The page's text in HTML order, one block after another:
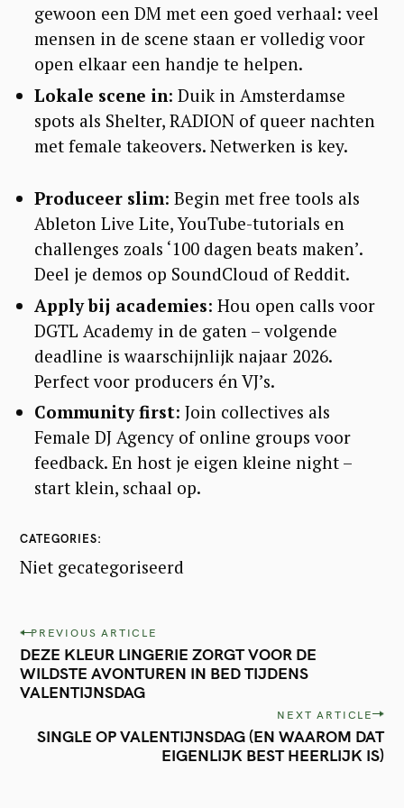
gewoon een DM met een goed verhaal: veel
mensen in de scene staan er volledig voor
open elkaar een handje te helpen.
Lokale scene in: Duik in Amsterdamse
spots als Shelter, RADION of queer nachten
met female takeovers. Netwerken is key.
Produceer slim: Begin met free tools als
Ableton Live Lite, YouTube-tutorials en
challenges zoals ‘100 dagen beats maken’.
Deel je demos op SoundCloud of Reddit.
Apply bij academies: Hou open calls voor
DGTL Academy in de gaten – volgende
deadline is waarschijnlijk najaar 2026.
Perfect voor producers én VJ’s.
Community first: Join collectives als
Female DJ Agency of online groups voor
feedback. En host je eigen kleine night –
start klein, schaal op.
CATEGORIES
Niet gecategoriseerd
P
o
s
PREVIOUS ARTICLE
DEZE KLEUR LINGERIE ZORGT VOOR DE
WILDSTE AVONTUREN IN BED TIJDENS
VALENTIJNSDAG
NEXT ARTICLE
SINGLE OP VALENTIJNSDAG (EN WAAROM DAT
EIGENLIJK BEST HEERLIJK IS)